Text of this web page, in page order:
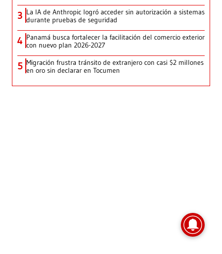
3 La IA de Anthropic logró acceder sin autorización a sistemas
durante pruebas de seguridad
4 Panamá busca fortalecer la facilitación del comercio exterior
con nuevo plan 2026-2027
5 Migración frustra tránsito de extranjero con casi $2 millones
en oro sin declarar en Tocumen